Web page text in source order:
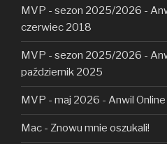
MVP - sezon 2025/2026 -
czerwiec 2018
MVP - sezon 2025/2026 -
październik 2025
MVP - maj 2026 - Anwil Online
Mac - Znowu mnie oszukali!